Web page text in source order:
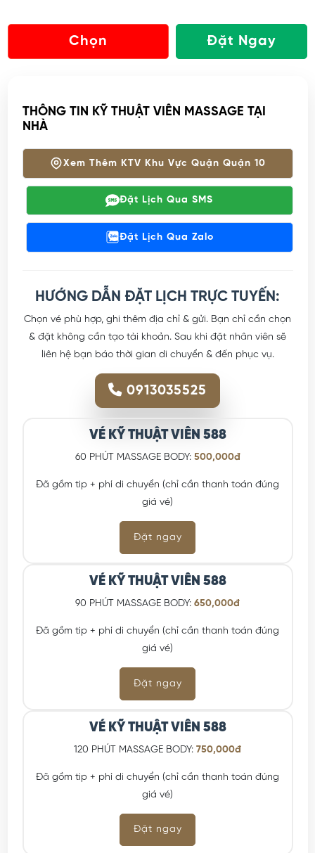
Chọn Đặt Ngay
THÔNG TIN KỸ THUẬT VIÊN MASSAGE TẠI
Xem Thêm KTV Khu Vực Quận Quận 10
Đặt Lịch Qua SMS
Đặt Lịch Qua Zalo
HƯỚNG DẪN ĐẶT LỊCH TRỰC TUYẾN:
Chọn vé phù hợp, ghi thêm địa chỉ & gửi. Bạn chỉ cần chọn
& đặt không cần tạo tài khoản. Sau khi đặt nhân viên sẽ
liên hệ bạn báo thời gian di chuyển & đến phục vụ.
0913035525
VÉ KỸ THUẬT VIÊN 588
Đã gồm tip + phí di chuyển (chỉ cần thanh toán đúng
giá vé)
Đặt ngay
VÉ KỸ THUẬT VIÊN 588
Đã gồm tip + phí di chuyển (chỉ cần thanh toán đúng
giá vé)
Đặt ngay
VÉ KỸ THUẬT VIÊN 588
Đã gồm tip + phí di chuyển (chỉ cần thanh toán đúng
giá vé)
Đặt ngay